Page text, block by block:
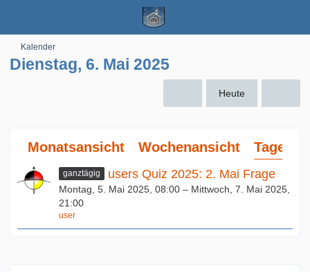
Kalender
Dienstag, 6. Mai 2025
Heute
Monatsansicht Wochenansicht
ganztägig users Quiz 2025: 2. Mai Frage
Montag, 5. Mai 2025, 08:00 – Mittwoch, 7. Mai 2025,
21:00
user